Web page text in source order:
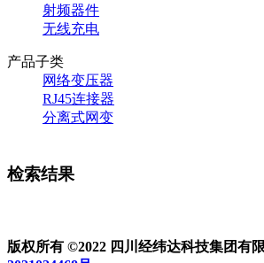
射频器件
无线充电
产品子类
网络变压器
RJ45连接器
分离式网变
检索结果
版权所有 ©2022 四川经纬达科技集团有